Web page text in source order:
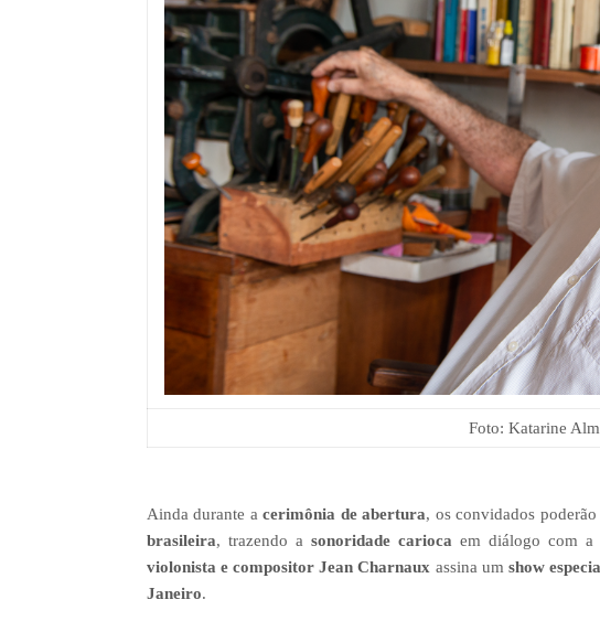
Foto: Katarine
Ainda durante acerimônia de abertura, os convidados
brasileira, trazendo a sonoridade carioca em diálogo com a
violonista e compositor Jean Charnaux assina um show
Janeiro.